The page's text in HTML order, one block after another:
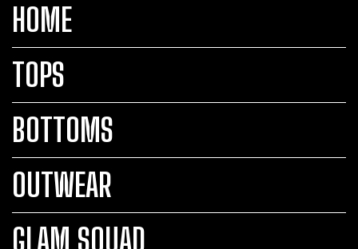
HOME
TOPS
BOTTOMS
OUTWEAR
GLAM SQUAD